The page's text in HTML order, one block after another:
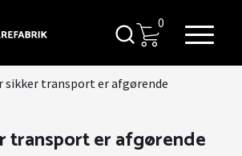
0
sikker transport er afgørende
transport er afgørende